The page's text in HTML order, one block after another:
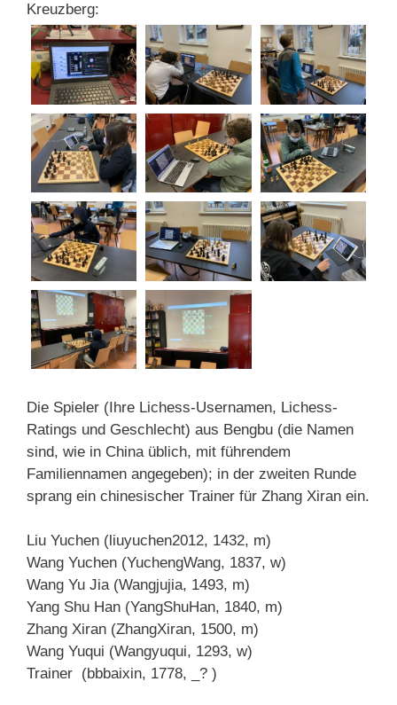
Kreuzberg:
Die Spieler (Ihre Lichess-Usernamen, Lichess-
Ratings und Geschlecht) aus Bengbu (die Namen
sind, wie in China üblich, mit führendem
Familiennamen angegeben); in der zweiten Runde
sprang ein chinesischer Trainer für Zhang Xiran ein.
Liu Yuchen (liuyuchen2012, 1432, m)
Wang Yuchen (YuchengWang, 1837, w)
Wang Yu Jia (Wangjujia, 1493, m)
Yang Shu Han (YangShuHan, 1840, m)
Zhang Xiran (ZhangXiran, 1500, m)
Wang Yuqui (Wangyuqui, 1293, w)
Trainer (bbbaixin, 1778, _? )